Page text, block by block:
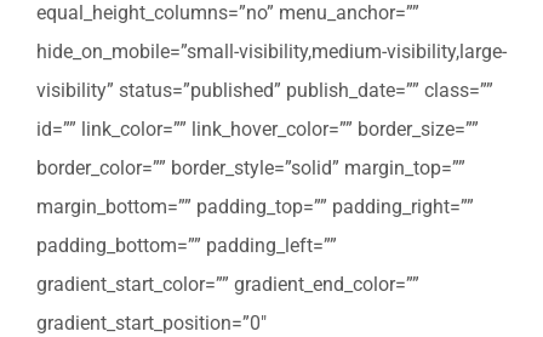
equal_height_columns=”no” menu_anchor=””
hide_on_mobile=”small-visibility,medium-visibility,large-
visibility” status=”published” publish_date=”” class=””
id=”” link_color=”” link_hover_color=”” border_size=””
border_color=”” border_style=”solid” margin_top=””
margin_bottom=”” padding_top=”” padding_right=””
padding_bottom=”” padding_left=””
gradient_start_color=”” gradient_end_color=””
gradient_start_position=”0″